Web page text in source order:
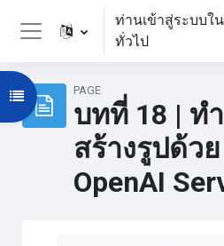
ข้ามไปที่เนื้อหาหลัก
Side panel
ท่านเข้าสู่ระบบใ
ทั่วไป
PAGE
บทที่ 18 | ท
สร้างรูปด้ว
OpenAI
Open course index